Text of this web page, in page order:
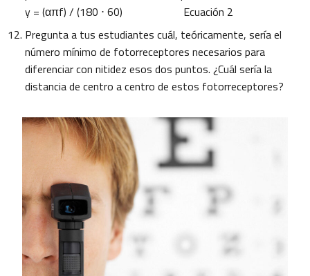
y = (απf) / (180 ⋅ 60) Ecuación 2
Pregunta a tus estudiantes cuál, teóricamente, sería el
número mínimo de fotorreceptores necesarios para
diferenciar con nitidez esos dos puntos. ¿Cuál sería la
distancia de centro a centro de estos fotorreceptores?